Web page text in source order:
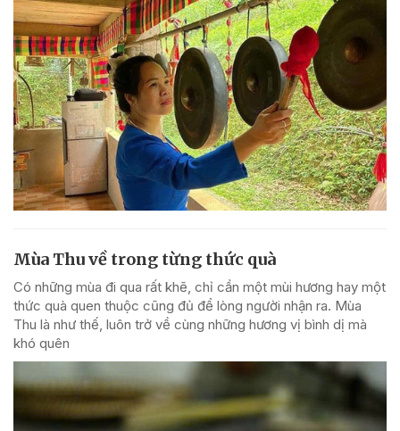
Mùa Thu về trong từng thức quà
Có những mùa đi qua rất khẽ, chỉ cần một mùi hương hay một
thức quà quen thuộc cũng đủ để lòng người nhận ra. Mùa
Thu là như thế, luôn trở về cùng những hương vị bình dị mà
khó quên